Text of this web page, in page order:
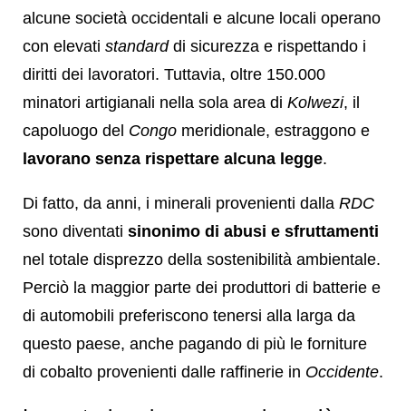
alcune società occidentali e alcune locali operano
con elevati standarddi sicurezza e rispettando i
diritti dei lavoratori. Tuttavia, oltre 150.000
minatori artigianali nella sola area di Kolwezi, il
capoluogo del Congo meridionale, estraggono e
lavorano senza rispettare alcuna legge.
Di fatto, da anni, i minerali provenienti dalla RDC
sono diventati sinonimo di abusi e sfruttamenti
nel totale disprezzo della sostenibilità ambientale.
Perciò la maggior parte dei produttori di batterie e
di automobili preferiscono tenersi alla larga da
questo paese, anche pagando di più le forniture
di cobalto provenienti dalle raffinerie in Occidente.